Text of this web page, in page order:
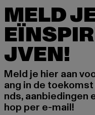
MELD
JVEN!
Meld je hier aan
ang in de
nds, aanbiedingen
hop per e-mail!